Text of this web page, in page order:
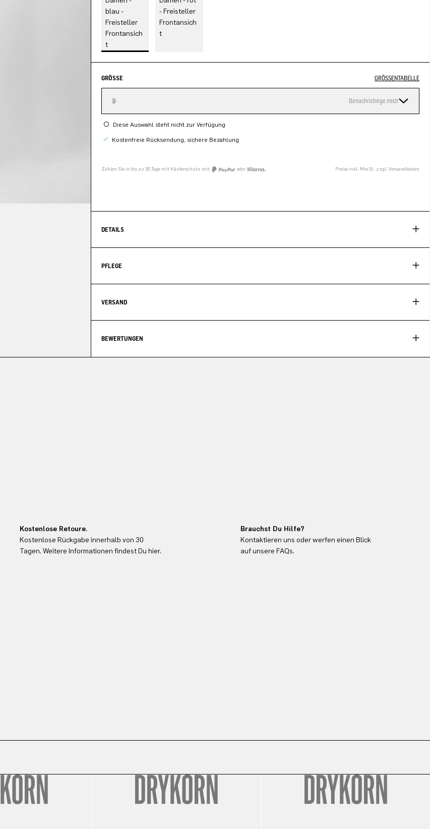
GRÖSSE GRÖSSENTABELLE
3 Benachrichtige mich
Diese Auswahl steht nicht zur Verfügung
Kostenfreie Rücksendung, sichere Bezahlung
Zahlen Sie in bis zu 30 Tage mit Käuferschutz mit oder Preise inkl. MwSt. zzgl. Versandkosten
DETAILS
PFLEGE
VERSAND
BEWERTUNGEN
Kostenlose Retoure.
Kostenlose Rückgabe innerhalb von 30
Tagen. Weitere Informationen findest Du hier.
Brauchst Du Hilfe?
Kontaktieren uns oder werfen einen Blick
auf unsere FAQs.